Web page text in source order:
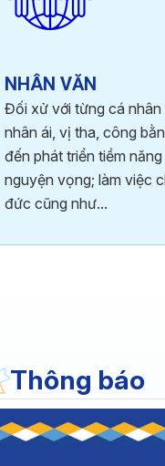
NHÂN VĂN
Đối xử với từng cá nhân
nhân ái, vị tha, công
đến phát triển tiềm
nguyện vọng; làm việc
đức cũng như...
Thông báo